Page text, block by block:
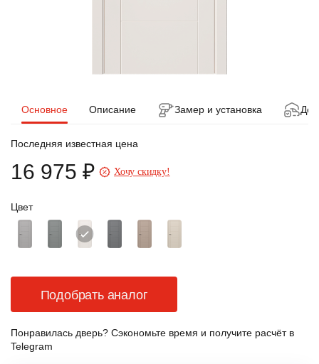
Основное Описание Замер и установка
Цвет
Последняя известная цена
16 975 ₽ Хочу скидку!
Подобрать аналог
Понравилась дверь? Сэкономьте время и получите расчёт в
Telegram